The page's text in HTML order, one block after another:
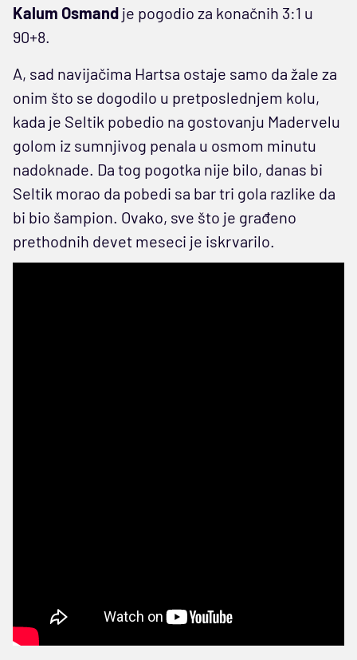
Kalum Osmand je pogodio za konačnih 3:1 u
90+8.
A, sad navijačima Hartsa ostaje samo da žale za
onim što se dogodilo u pretposlednjem kolu,
kada je Seltik pobedio na gostovanju Madervelu
golom iz sumnjivog penala u osmom minutu
nadoknade. Da tog pogotka nije bilo, danas bi
Seltik morao da pobedi sa bar tri gola razlike da
bi bio šampion. Ovako, sve što je građeno
prethodnih devet meseci je iskrvarilo.